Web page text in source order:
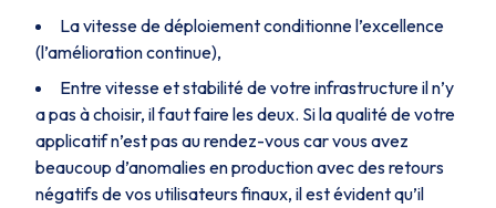
La vitesse de déploiement conditionne l’excellence
(l’amélioration continue),
Entre vitesse et stabilité de votre infrastructure il n’y
a pas à choisir, il faut faire les deux. Si la qualité de votre
applicatif n’est pas au rendez-vous car vous avez
beaucoup d’anomalies en production avec des retours
négatifs de vos utilisateurs finaux, il est évident qu’il